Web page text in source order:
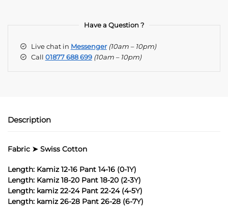
e
:
Have a Question ?
Live chat in Messenger (10am – 10pm)
Call 01877 688 699 (10am – 10pm)
Description
Fabric ➤ Swiss Cotton
Length: Kamiz 12-16 Pant 14-16 (0-1Y)
Length: Kamiz 18-20 Pant 18-20 (2-3Y)
Length: kamiz 22-24 Pant 22-24 (4-5Y)
Length: kamiz 26-28 Pant 26-28 (6-7Y)